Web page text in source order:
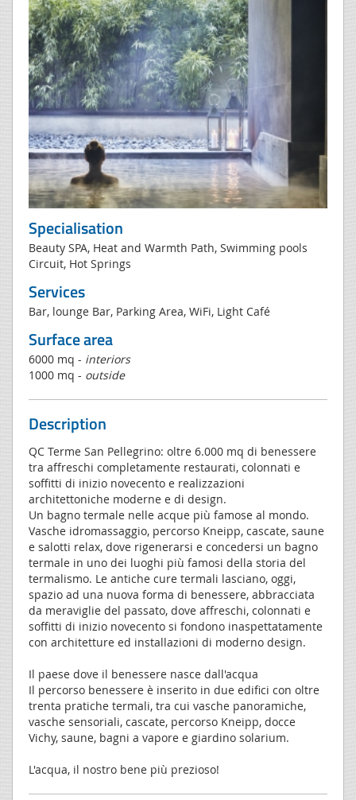
Specialisation
Beauty SPA, Heat and Warmth Path, Swimming pools
Circuit, Hot Springs
Services
Bar, lounge Bar, Parking Area, WiFi, Light Café
Surface area
6000 mq - interiors
1000 mq - outside
Description
QC Terme San Pellegrino: oltre 6.000 mq di benessere
tra affreschi completamente restaurati, colonnati e
soffitti di inizio novecento e realizzazioni
architettoniche moderne e di design.
Un bagno termale nelle acque più famose al mondo.
Vasche idromassaggio, percorso Kneipp, cascate, saune
e salotti relax, dove rigenerarsi e concedersi un bagno
termale in uno dei luoghi più famosi della storia del
termalismo. Le antiche cure termali lasciano, oggi,
spazio ad una nuova forma di benessere, abbracciata
da meraviglie del passato, dove affreschi, colonnati e
soffitti di inizio novecento si fondono inaspettatamente
con architetture ed installazioni di moderno design.
Il paese dove il benessere nasce dall'acqua
Il percorso benessere è inserito in due edifici con oltre
trenta pratiche termali, tra cui vasche panoramiche,
vasche sensoriali, cascate, percorso Kneipp, docce
Vichy, saune, bagni a vapore e giardino solarium.
L'acqua, il nostro bene più prezioso!